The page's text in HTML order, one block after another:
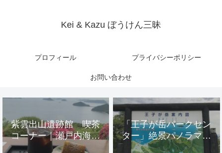
Kei & Kazu ぼうけん三昧
プロフィール プライバシーポリシー
お問い合わせ
紫雲出山遺跡館 喫茶
コーナー｜瀬戸内海が
一望できる絶景 天空
「王子が岳パークセン
ター」絶景パノラマビ
ュー「belk(ベルク)」